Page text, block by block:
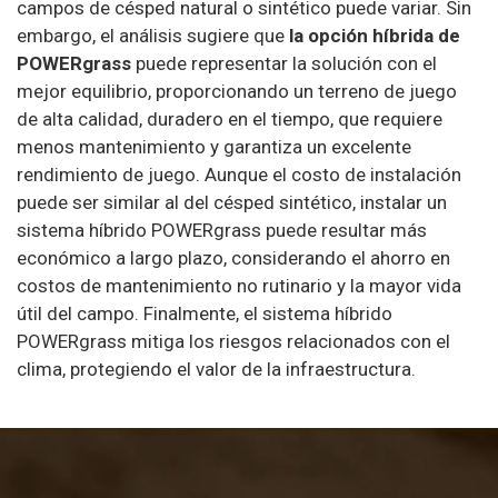
campos de césped natural o sintético puede variar. Sin
embargo, el análisis sugiere que la opción híbrida de
POWERgrass puede representar la solución con el
mejor equilibrio, proporcionando un terreno de juego
de alta calidad, duradero en el tiempo, que requiere
menos mantenimiento y garantiza un excelente
rendimiento de juego. Aunque el costo de instalación
puede ser similar al del césped sintético, instalar un
sistema híbrido POWERgrass puede resultar más
económico a largo plazo, considerando el ahorro en
costos de mantenimiento no rutinario y la mayor vida
útil del campo. Finalmente, el sistema híbrido
POWERgrass mitiga los riesgos relacionados con el
clima, protegiendo el valor de la infraestructura.